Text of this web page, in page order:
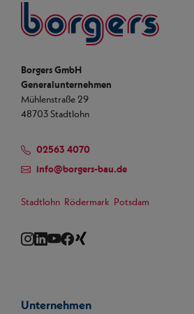
Borgers GmbH
Generalunternehmen
Mühlenstraße 29
48703 Stadtlohn
02563 4070
info@borgers-bau.de
Stadtlohn Rödermark Potsdam
Instagram
LinkedIn
YouTube
Facebook
Unternehmen